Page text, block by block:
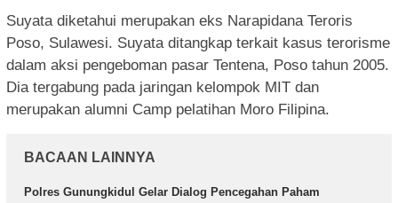
Suyata diketahui merupakan eks Narapidana Teroris
Poso, Sulawesi. Suyata ditangkap terkait kasus terorisme
dalam aksi pengeboman pasar Tentena, Poso tahun 2005.
Dia tergabung pada jaringan kelompok MIT dan
merupakan alumni Camp pelatihan Moro Filipina.
BACAAN LAINNYA
Polres Gunungkidul Gelar Dialog Pencegahan Paham